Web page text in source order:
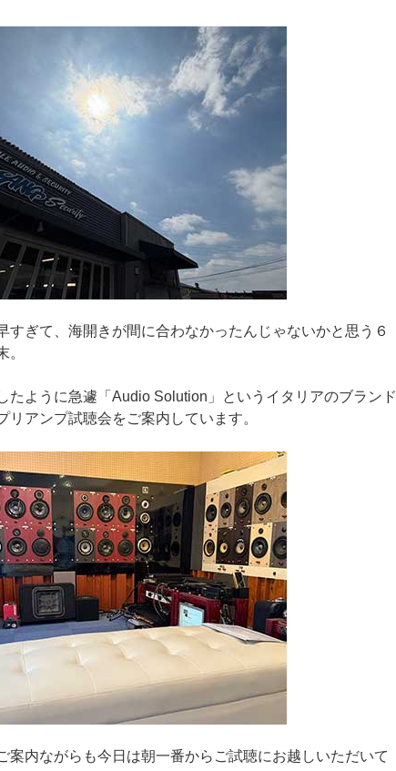
すぎて、海開きが間に合わなかったんじゃないかと思う６
。
たように急遽「Audio Solution」というイタリアのブランド
リアンプ試聴会をご案内しています。
案内ながらも今日は朝一番からご試聴にお越しいただいて